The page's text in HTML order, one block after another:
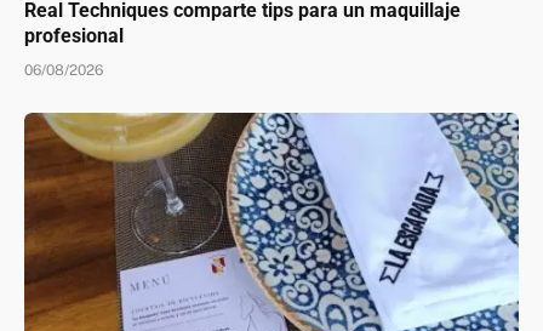
Real Techniques comparte tips para un maquillaje
profesional
06/08/2026